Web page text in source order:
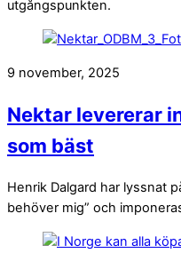
utgångspunkten.
9 november, 2025
Nektar levererar
som bäst
Henrik Dalgard har lyssnat
behöver mig” och